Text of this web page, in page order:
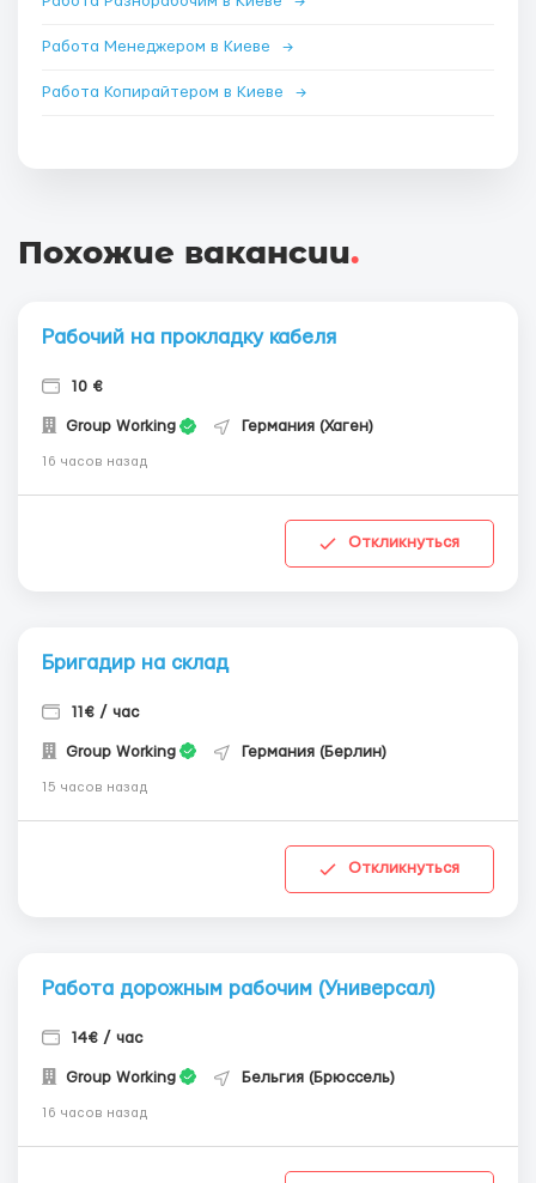
Работа Менеджером в Киеве →
Работа Копирайтером в Киеве →
Похожие вакансии.
Рабочий на прокладку кабеля
10 €
Group Working Германия (Хаген)
16 часов назад
Откликнуться
Бригадир на склад
11€ / час
Group Working Германия (Берлин)
15 часов назад
Откликнуться
Работа дорожным рабочим (Универсал)
14€ / час
Group Working Бельгия (Брюссель)
16 часов назад